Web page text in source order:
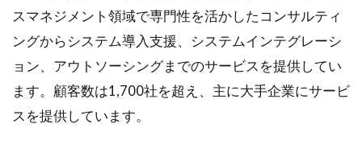
スマネジメント領域で専門性を活かしたコンサルティ
ングからシステム導入支援、システムインテグレーシ
ョン、アウトソーシングまでのサービスを提供してい
ます。顧客数は1,700社を超え、主に大手企業にサービ
スを提供しています。